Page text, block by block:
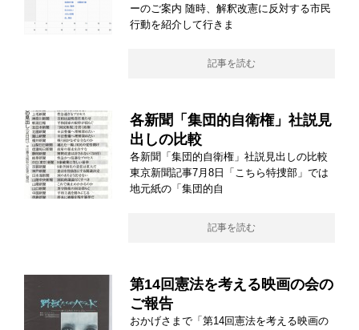
ーのご案内 随時、解釈改憲に反対する市民
行動を紹介して行きま
記事を読む
各新聞「集団的自衛権」社説見
出しの比較
各新聞「集団的自衛権」社説見出しの比較
東京新聞記事7月8日「こちら特捜部」では
地元紙の「集団的自
記事を読む
第14回憲法を考える映画の会の
ご報告
おかげさまで「第14回憲法を考える映画の